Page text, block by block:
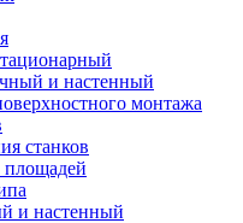
и настенный
монтажа
станков
площадей
и настенный